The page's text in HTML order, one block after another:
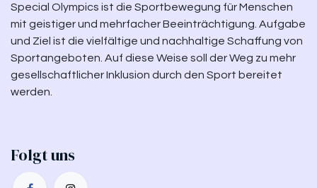
Special Olympics ist die Sportbewegung für Menschen
mit geistiger und mehrfacher Beeinträchtigung. Aufgabe
und Ziel ist die vielfältige und nachhaltige Schaffung von
Sportangeboten. Auf diese Weise soll der Weg zu mehr
gesellschaftlicher Inklusion durch den Sport bereitet
werden.
Folgt uns